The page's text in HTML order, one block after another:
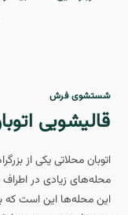
شستشوی فرش
قالیشویی
اتوبان محلاتی یکی از
محله‌های زیادی در اطراف